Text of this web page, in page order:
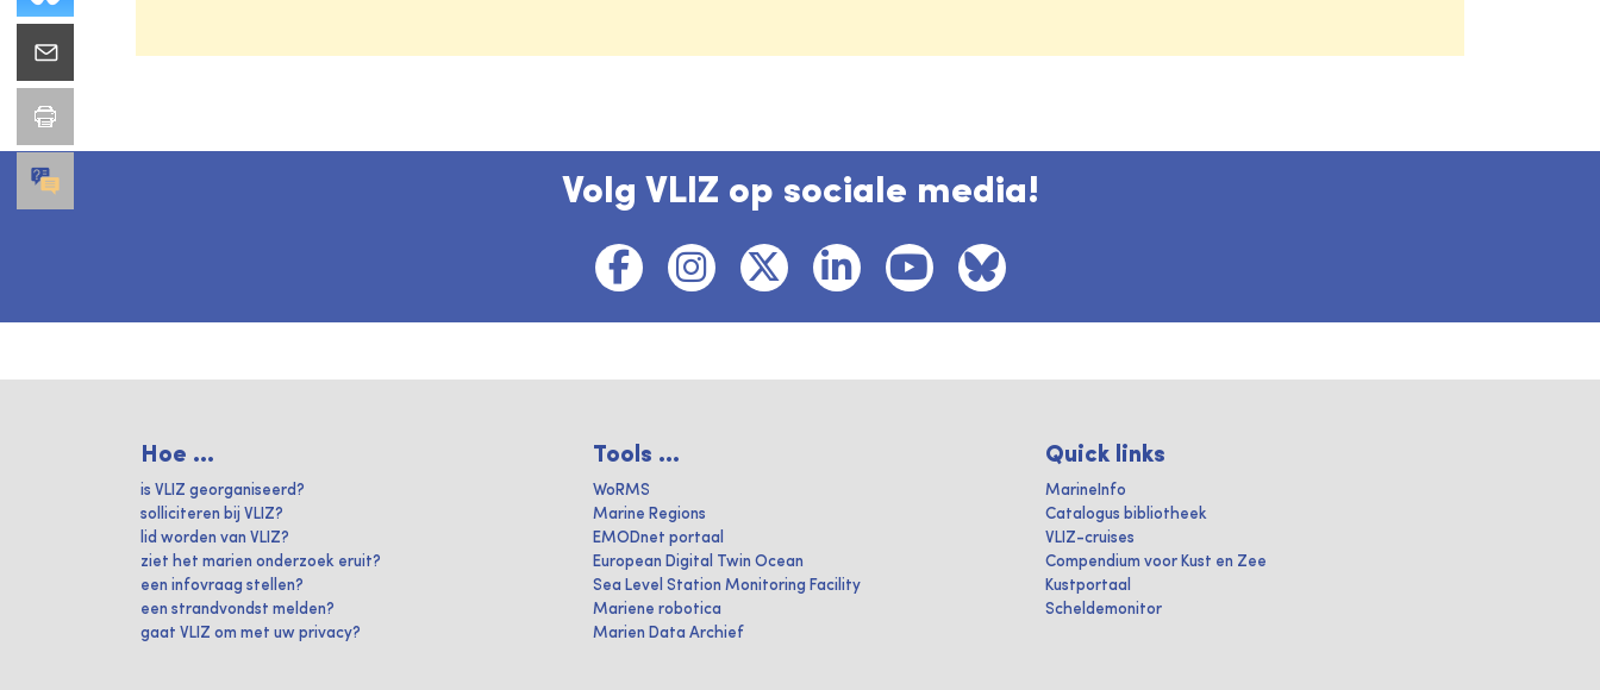
Volg VLIZ op sociale media!
Hoe ...
is VLIZ georganiseerd?
solliciteren bij VLIZ?
lid worden van VLIZ?
ziet het marien onderzoek eruit?
een infovraag stellen?
een strandvondst melden?
gaat VLIZ om met uw privacy?
Tools ...
WoRMS
Marine Regions
EMODnet portaal
European Digital Twin Ocean
Sea Level Station Monitoring Facility
Mariene robotica
Marien Data Archief
Quick links
MarineInfo
Catalogus bibliotheek
VLIZ-cruises
Compendium voor Kust en Zee
Kustportaal
Scheldemonitor